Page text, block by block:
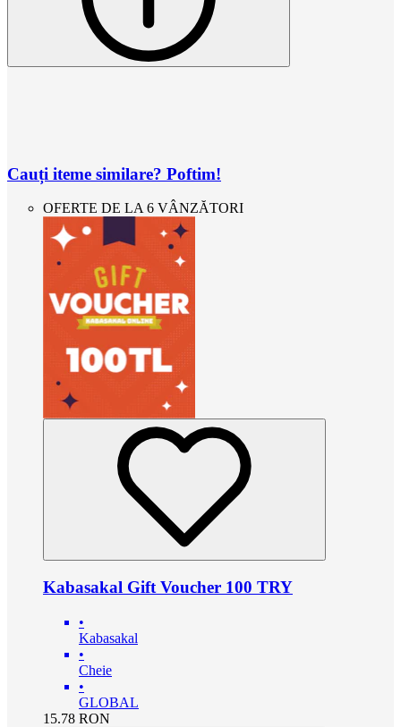
Cauți iteme similare? Poftim!
OFERTE DE LA 6 VÂNZĂTORI
Kabasakal Gift Voucher 100 TRY
•
Kabasakal
•
Cheie
•
GLOBAL
15.78 RON